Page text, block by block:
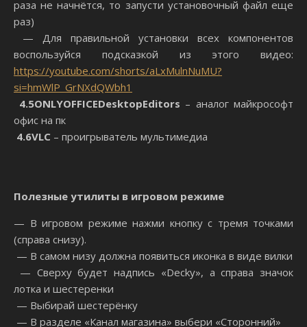
раза не начнётся, то запусти установочный файл еще
раз)
— Для правильной установки всех компонентов
воспользуйся подсказкой из этого видео:
https://youtube.com/shorts/aLxMulnNuMU?
si=hmWlP_GrNXdQWbh1
4.5ONLYOFFICEDesktopEditors – аналог майкрософт
офис на пк
4.6VLC – проигрыватель мультимедиа
Полезные утилиты в игровом режиме
— В игровом режиме нажми кнопку с тремя точками
(справа снизу).
— В самом низу должна появиться иконка в виде вилки
— Сверху будет надпись «Decky», а справа значок
лотка и шестеренки
— Выбирай шестерёнку
— В разделе «Канал магазина» выбери «Сторонний»